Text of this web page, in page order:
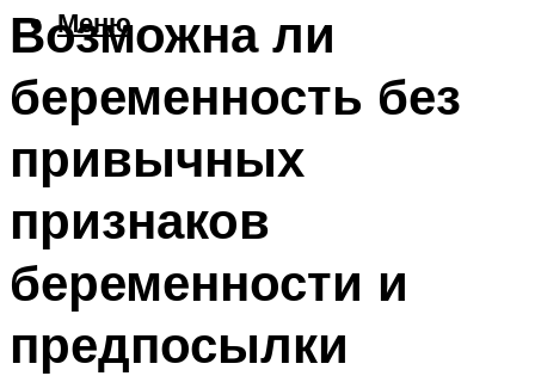
Меню
Возможна ли
беременность без
привычных
признаков
беременности и
предпосылки